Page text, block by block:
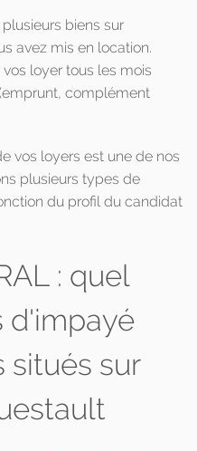
biens sur
avez mis en location.
loyer tous les mois
complément
vos loyers est une de nos
plusieurs types de
du profil du candidat
: quel
d'impayé
situés sur